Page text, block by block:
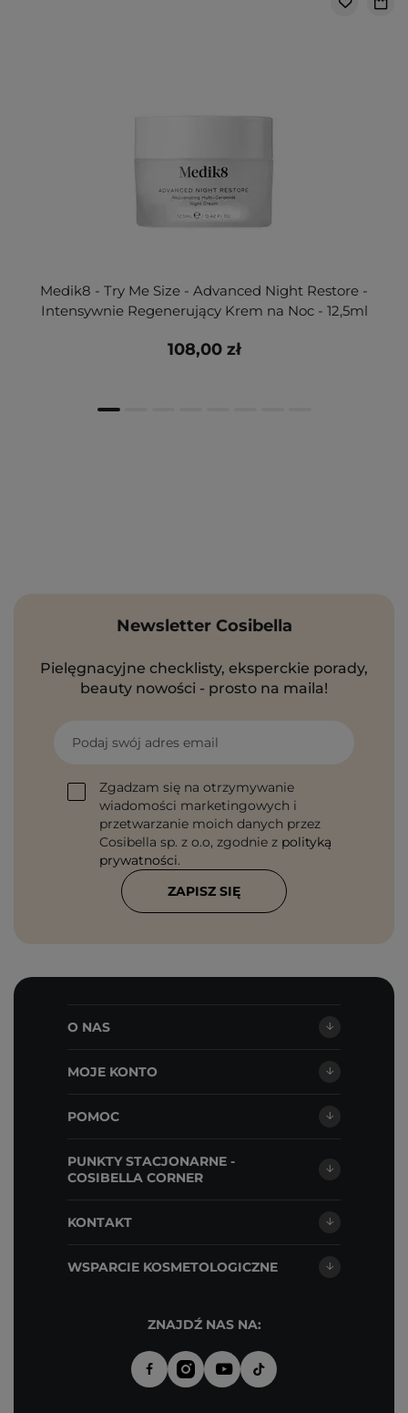
Medik8 - Try Me Size - Advanced Night Restore -
Intensywnie Regenerujący Krem na Noc - 12,5ml
108,00 zł
Newsletter Cosibella
Pielęgnacyjne checklisty, eksperckie porady,
beauty nowości - prosto na maila!
Podaj swój adres email
Zgadzam się na otrzymywanie
wiadomości marketingowych i
przetwarzanie moich danych przez
Cosibella sp. z o.o, zgodnie z polityką
prywatności.
ZAPISZ SIĘ
O NAS
MOJE KONTO
POMOC
PUNKTY STACJONARNE -
COSIBELLA CORNER
KONTAKT
WSPARCIE KOSMETOLOGICZNE
ZNAJDŹ NAS NA: